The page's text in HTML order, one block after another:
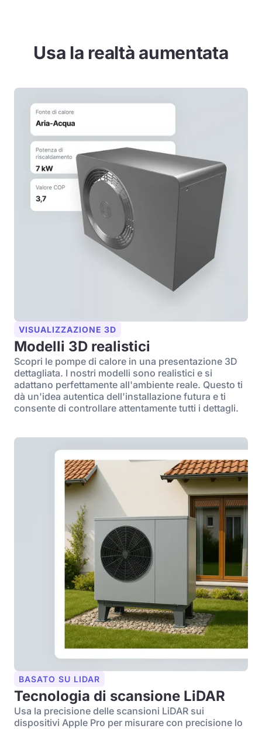
Usa la realtà aumentata
VISUALIZZAZIONE 3D
Modelli 3D realistici
Scopri le pompe di calore in una presentazione 3D
dettagliata. I nostri modelli sono realistici e si
adattano perfettamente all'ambiente reale. Questo ti
dà un'idea autentica dell'installazione futura e ti
consente di controllare attentamente tutti i dettagli.
BASATO SU LIDAR
Tecnologia di scansione LiDAR
Usa la precisione delle scansioni LiDAR sui
dispositivi Apple Pro per misurare con precisione lo